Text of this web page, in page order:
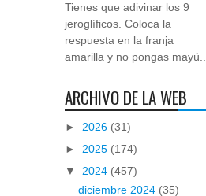
Tienes que adivinar los 9
jeroglíficos. Coloca la
respuesta en la franja
amarilla y no pongas mayú...
ARCHIVO DE LA WEB
► 2026 (31)
► 2025 (174)
▼ 2024 (457)
diciembre 2024 (35)